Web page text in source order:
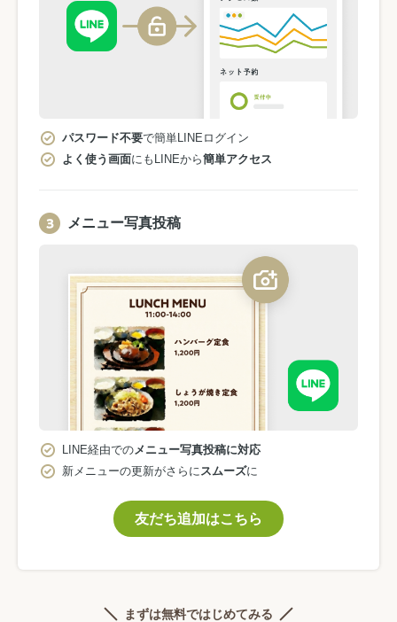
パスワード不要で簡単LINEログイン
よく使う画面にもLINEから簡単アクセス
メニュー写真投稿
LINE経由での メニュー写真投稿に対応
新メニューの更新がさらに スムーズに
友だち追加はこちら
まずは無料ではじめてみる